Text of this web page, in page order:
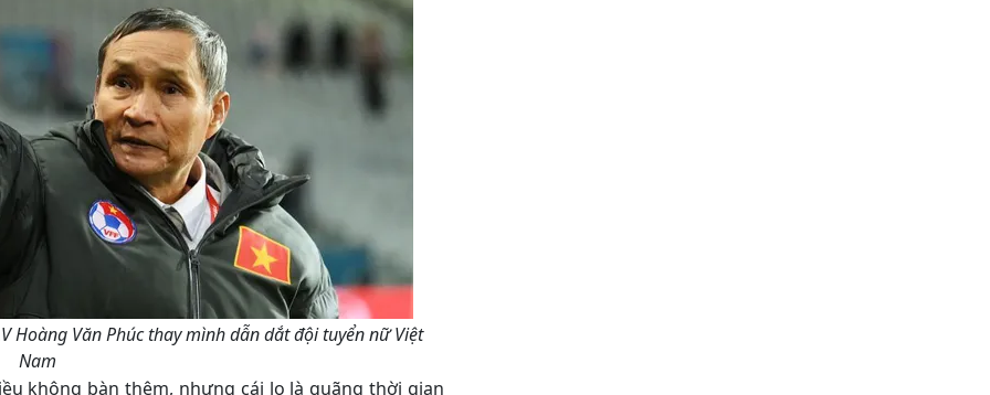
Hoàng Văn Phúc thay mình dẫn dắt đội tuyển nữ Việt
Nam
không bàn thêm, nhưng cái lo là quãng thời gian